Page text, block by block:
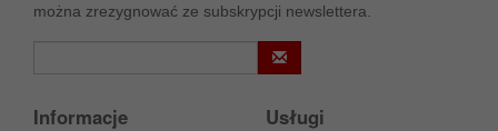
można zrezygnować ze subskrypcji newslettera.
Informacje Usługi